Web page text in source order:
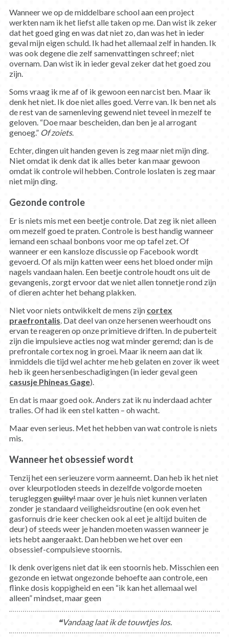
Wanneer we op de middelbare school aan een project
werkten nam ik het liefst alle taken op me. Dan wist ik zeker
dat het goed ging en was dat niet zo, dan was het in ieder
geval mijn eigen schuld. Ik had het allemaal zelf in handen. Ik
was ook degene die zelf samenvattingen schreef; niet
overnam. Dan wist ik in ieder geval zeker dat het goed zou
zijn.
Soms vraag ik me af of ik gewoon een narcist ben. Maar ik
denk het niet. Ik doe niet alles goed. Verre van. Ik ben net als
de rest van de samenleving gewend niet teveel in mezelf te
geloven. “Doe maar bescheiden, dan ben je al arrogant
genoeg.” Of zoiets.
Echter, dingen uit handen geven is zeg maar niet mijn ding.
Niet omdat ik denk dat ik alles beter kan maar gewoon
omdat ik controle wil hebben. Controle loslaten is zeg maar
niet mijn ding.
Gezonde controle
Er is niets mis met een beetje controle. Dat zeg ik niet alleen
om mezelf goed te praten. Controle is best handig wanneer
iemand een schaal bonbons voor me op tafel zet. Of
wanneer er een kansloze discussie op Facebook wordt
gevoerd. Of als mijn katten weer eens het bloed onder mijn
nagels vandaan halen. Een beetje controle houdt ons uit de
gevangenis, zorgt ervoor dat we niet allen tonnetje rond zijn
of dieren achter het behang plakken.
Niet voor niets ontwikkelt de mens zijn cortex
praefrontalis. Dat deel van onze hersenen weerhoudt ons
ervan te reageren op onze primitieve driften. In de puberteit
zijn die impulsieve acties nog wat minder geremd; dan is de
prefrontale cortex nog in groei. Maar ik neem aan dat ik
inmiddels die tijd wel achter me heb gelaten en zover ik weet
heb ik geen hersenbeschadigingen (in ieder geval geen
casusje Phineas Gage).
En dat is maar goed ook. Anders zat ik nu inderdaad achter
tralies. Of had ik een stel katten – oh wacht.
Maar even serieus. Met het hebben van wat controle is niets
mis.
Wanneer het obsessief wordt
Tenzij het een serieuzere vorm aanneemt. Dan heb ik het niet
over kleurpotloden steeds in dezelfde volgorde moeten
terugleggenguilty!maar over je huis niet kunnen verlaten
zonder je standaard veiligheidsroutine (en ook even het
gasfornuis drie keer checken ook al eet je altijd buiten de
deur) of steeds weer je handen moeten wassen wanneer je
iets hebt aangeraakt. Dan hebben we het over een
obsessief-compulsieve stoornis.
Ik denk overigens niet dat ik een stoornis heb. Misschien een
gezonde en ietwat ongezonde behoefte aan controle, een
flinke dosis koppigheid en een “ik kan het allemaal wel
alleen” mindset, maar geen
❝Vandaag laat ik de touwtjes los.